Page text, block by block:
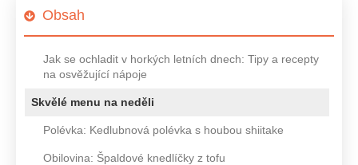
Obsah
Jak se ochladit v horkých letních dnech: Tipy a recepty
na osvěžující nápoje
Skvělé menu na neděli
Polévka: Kedlubnová polévka s houbou shiitake
Obilovina: Špaldové knedlíčky z tofu